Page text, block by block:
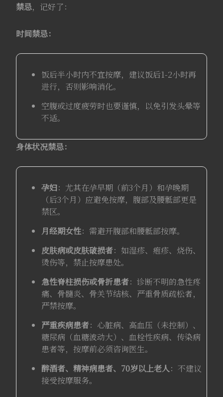
禁忌，记好了：
时间禁忌：
饭后半小时内不宜按摩，建议饭后1-2小时再
进行，否则影响消化。
空腹或过度疲劳时也要谨慎，以免引发头晕等
不适。
身体状况禁忌：
孕妇：尤其在孕早期（前3个月）和孕晚期
（后3个月）应避免按摩，腹部及腰骶部更是
禁区。
月经期女性：需避开腹部和腰骶部按摩。
皮肤病或皮肤破损者：如湿疹、疱疹、烧伤、
烫伤等，禁止按摩患处。
急性脊柱损伤或骨折患者：诊断不明的急性疼
痛、骨髓炎、骨关节结核、严重骨质疏松者，
严禁按摩。
严重疾病患者：心脏病、高血压（未控制）、
糖尿病（血糖波动大）、血栓性疾病、传染病
患者等，按摩前必须咨询医生。
醉酒者、精神病患者、70岁以上老人：不建议
接受按摩服务。